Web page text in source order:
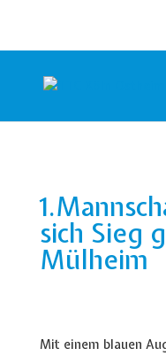
sich Sieg
Mülheim
Mit einem blauen